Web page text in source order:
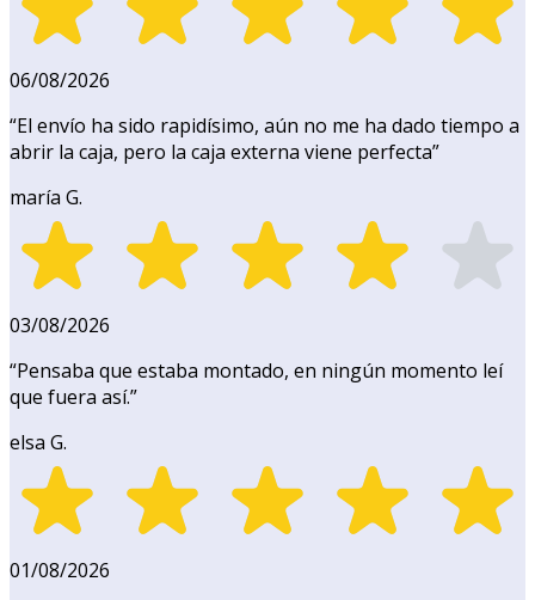
06/08/2026
“El envío ha sido rapidísimo, aún no me ha dado tiempo a
abrir la caja, pero la caja externa viene perfecta”
maría G.
03/08/2026
“Pensaba que estaba montado, en ningún momento leí
que fuera así.”
elsa G.
01/08/2026